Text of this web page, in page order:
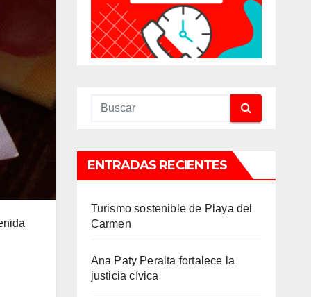
ENTRADAS RECIENTES
Turismo sostenible de Playa del
Carmen
Ana Paty Peralta fortalece la
justicia cívica